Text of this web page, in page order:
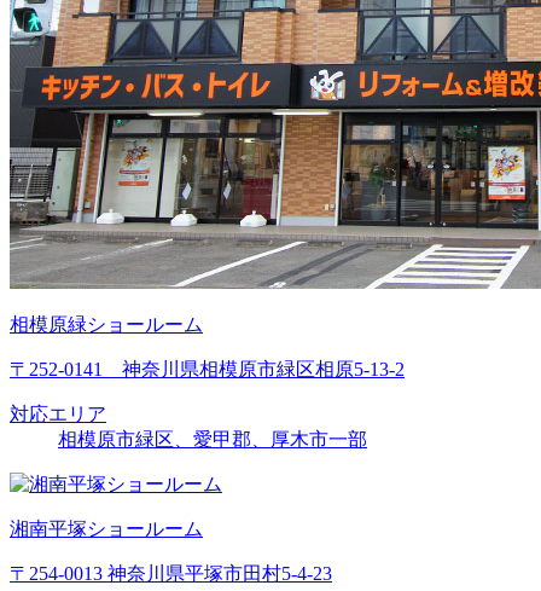
相模原緑ショールーム
〒252-0141 神奈川県相模原市緑区相原5-13-2
対応エリア
相模原市緑区、愛甲郡、厚木市一部
湘南平塚ショールーム
〒254-0013 神奈川県平塚市田村5-4-23